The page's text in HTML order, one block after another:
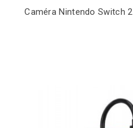
Caméra Nintendo Switch 2